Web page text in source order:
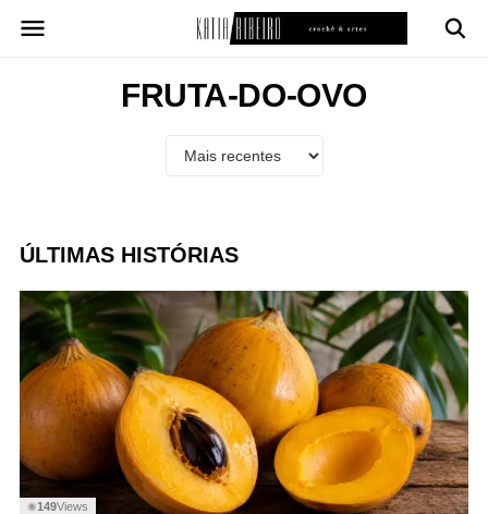
para
FRUTA-DO-OVO
ÚLTIMAS HISTÓRIAS
◉149Views